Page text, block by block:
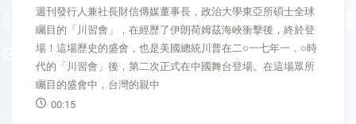
Previous
面對台股正位居乖離率高點的位階，風險控制和投資選股怎麼
做？
00:30